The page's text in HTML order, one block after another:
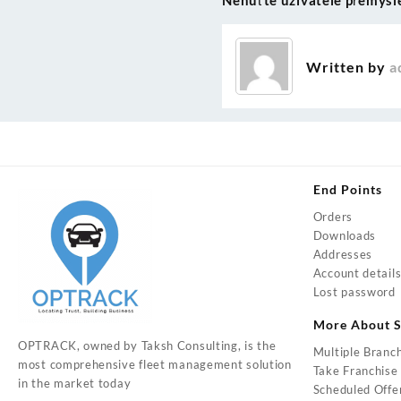
Post
navigation
Written by
OPTRACK, owned by Taksh Consulting, is the
most comprehensive fleet management solution
in the market today
End Points
Orders
Downloads
Addresses
Account details
Lost password
More About
Multiple
Take Franchise
Scheduled